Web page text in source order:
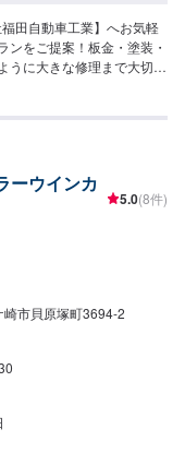
田自動車工業】へお気軽
ンをご提案！板金・塗装・
うに大きな修理まで大切な
にお問い合わせ下さい。
る場合がございます。予
用意しています。お車の作
様にご負担いただいてお
ースに駐車してくださ
とお伝えください。ご案
、祝日営業時間：
ーウインカ
5.0(8件)
崎市貝原塚町3694-2